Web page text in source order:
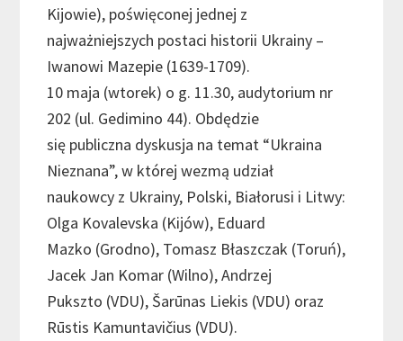
Kijowie), poświęconej jednej z
najważniejszych postaci historii Ukrainy –
Iwanowi Mazepie (1639-1709).
10 maja (wtorek) o g. 11.30, audytorium nr
202 (ul. Gedimino 44). Obdędzie
się publiczna dyskusja na temat “Ukraina
Nieznana”, w której wezmą udział
naukowcy z Ukrainy, Polski, Białorusi i Litwy:
Olga Kovalevska (Kijów), Eduard
Mazko (Grodno), Tomasz Błaszczak (Toruń),
Jacek Jan Komar (Wilno), Andrzej
Pukszto (VDU), Šarūnas Liekis (VDU) oraz
Rūstis Kamuntavičius (VDU).